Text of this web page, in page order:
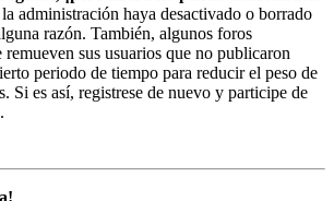
administración haya desactivado o borrado
razón. También, algunos foros
remueven sus usuarios que no publicaron
periodo de tiempo para reducir el peso de
Si es así, registrese de nuevo y participe de